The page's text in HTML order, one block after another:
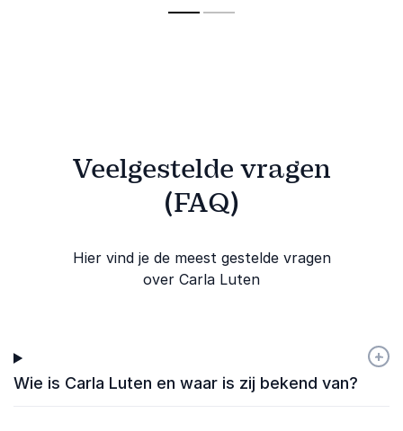
tot leven, van beleid
Veelgestelde vragen
(FAQ)
Hier vind je de meest gestelde vragen
over Carla Luten
Wie is Carla Luten en waar is zij bekend van?
+
-